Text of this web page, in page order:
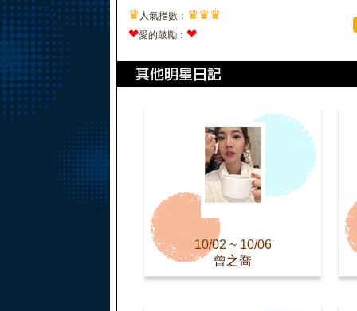
♛ 人氣指數： ♛♛♛
❤愛的鼓勵： ❤
10/02 ~ 10/06
曾之喬